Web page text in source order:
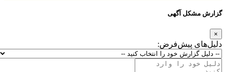
گزارش مشکل آگهی
×
دلیل‌های پیش‌فرض: